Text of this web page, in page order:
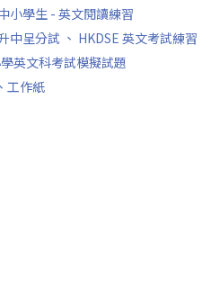
小學生 - 英文閱讀練習
中呈分試 、 HKDSE 英文考試練習
英文科考試模擬試題
工作紙